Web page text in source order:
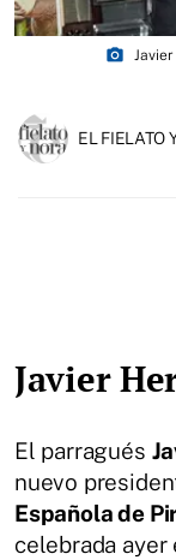
photo_camera
EL FIELATO
Javier
El parragués
nuevo
Española de
celebrada ayer